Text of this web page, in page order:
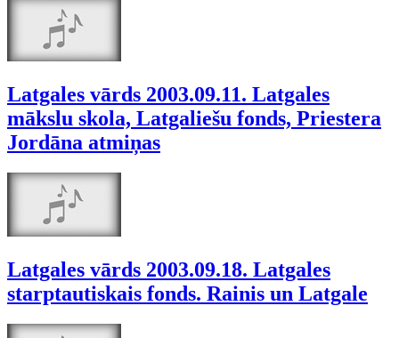
Latgales vārds 2003.09.11. Latgales
mākslu skola, Latgaliešu fonds, Priestera
Jordāna atmiņas
Latgales vārds 2003.09.18. Latgales
starptautiskais fonds. Rainis un Latgale